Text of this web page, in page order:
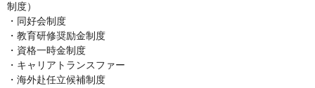
制度）
・同好会制度
・教育研修奨励金制度
・資格一時金制度
・キャリアトランスファー
・海外赴任立候補制度